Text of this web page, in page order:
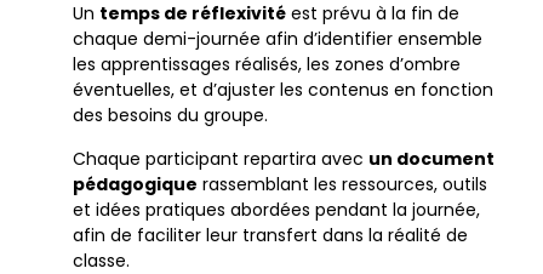
Un temps de réflexivité est prévu à la fin de
chaque demi-journée afin d’identifier ensemble
les apprentissages réalisés, les zones d’ombre
éventuelles, et d’ajuster les contenus en fonction
des besoins du groupe.
Chaque participant repartira avec un document
pédagogique rassemblant les ressources, outils
et idées pratiques abordées pendant la journée,
afin de faciliter leur transfert dans la réalité de
classe.